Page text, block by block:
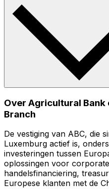
Over Agricultural
Branch
De vestiging van ABC, die
Luxemburg actief is,
investeringen tussen
oplossingen voor
handelsfinanciering,
Europese klanten met de